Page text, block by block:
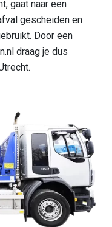
gaat naar een
gescheiden en
Door een
draag je dus